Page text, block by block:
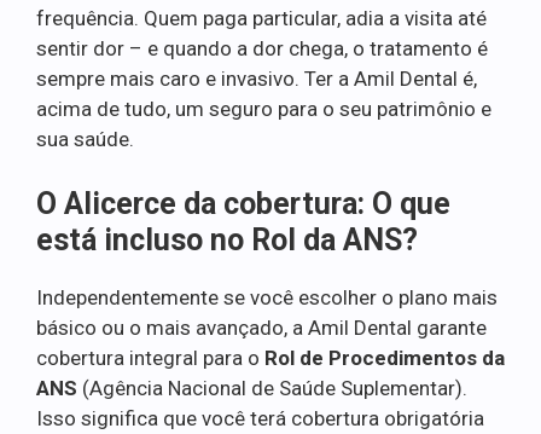
frequência. Quem paga particular, adia a visita até
sentir dor – e quando a dor chega, o tratamento é
sempre mais caro e invasivo. Ter a Amil Dental é,
acima de tudo, um seguro para o seu patrimônio e
sua saúde.
O Alicerce da cobertura: O que
está incluso no Rol da ANS?
Independentemente se você escolher o plano mais
básico ou o mais avançado, a Amil Dental garante
cobertura integral para o Rol de Procedimentos da
ANS (Agência Nacional de Saúde Suplementar).
Isso significa que você terá cobertura obrigatória